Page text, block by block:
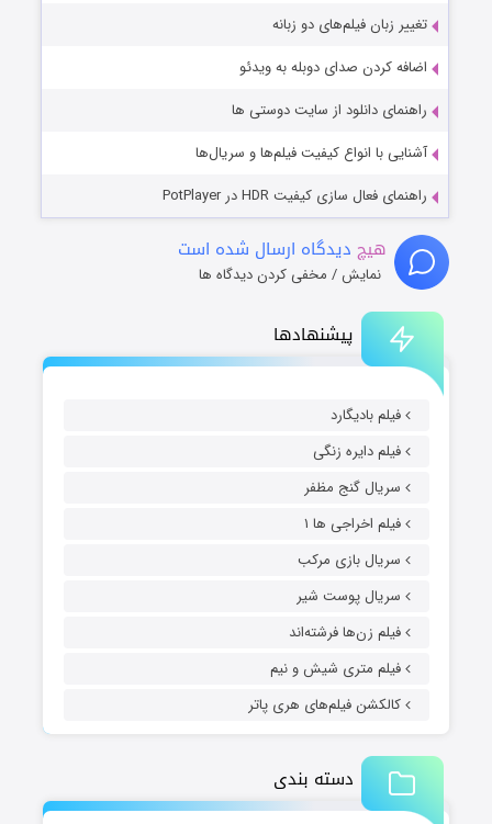
پیشنهادها
فیلم بادیگارد
فیلم دایره زنگی
سریال گنج مظفر
فیلم اخراجی ها ۱
سریال بازی مرکب
سریال پوست شیر
فیلم زن‌ها فرشته‌اند
فیلم متری شیش و نیم
کالکشن فیلم‌های هری پاتر
دسته بندی
تغییر زبان فیلم‌های دو زبانه
اضافه کردن صدای دوبله به ویدئو
راهنمای دانلود از سایت دوستی ها
آشنایی با انواع کیفیت فیلم‌ها و سریال‌ها
راهنمای فعال سازی کیفیت HDR در PotPlayer
هیچ دیدگاه ارسال شده است
نمایش / مخفی کردن دیدگاه ها